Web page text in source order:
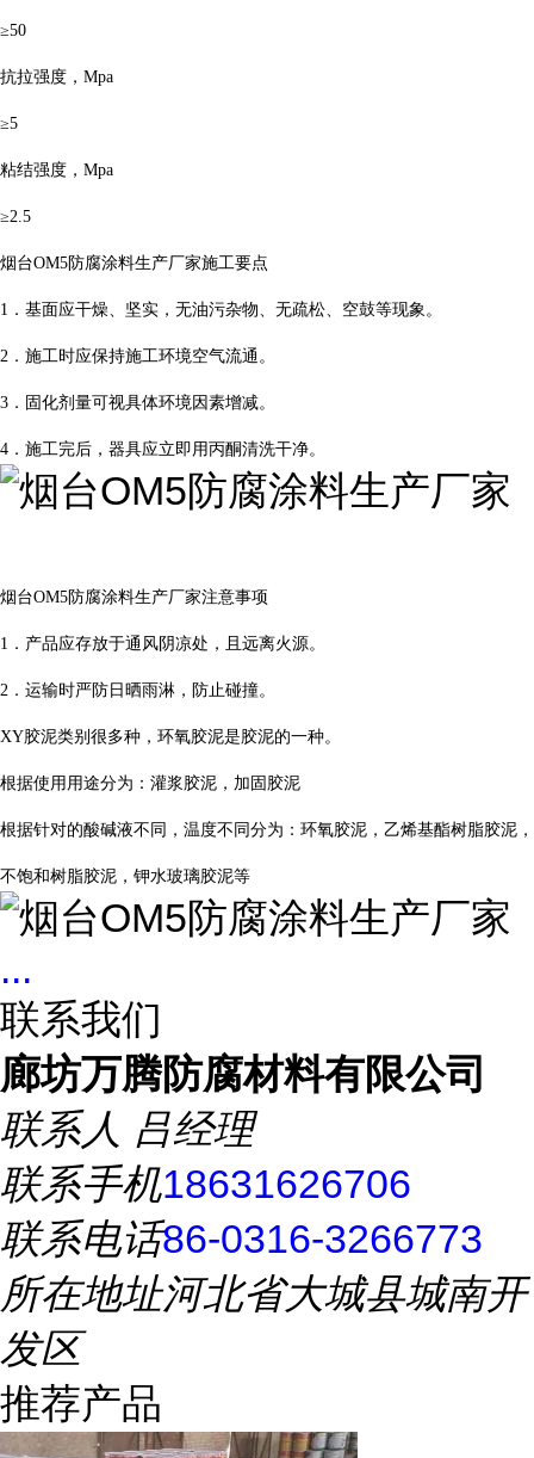
≥50
抗拉强度，Mpa
≥5
粘结强度，Mpa
≥2.5
烟台OM5防腐涂料生产厂家施工要点
1．基面应干燥、坚实，无油污杂物、无疏松、空鼓等现象。
2．施工时应保持施工环境空气流通。
3．固化剂量可视具体环境因素增减。
4．施工完后，器具应立即用丙酮清洗干净。
烟台OM5防腐涂料生产厂家注意事项
1．产品应存放于通风阴凉处，且远离火源。
2．运输时严防日晒雨淋，防止碰撞。
XY胶泥类别很多种，环氧胶泥是胶泥的一种。
根据使用用途分为：灌浆胶泥，加固胶泥
根据针对的酸碱液不同，温度不同分为：环氧胶泥，乙烯基酯树脂胶泥，
不饱和树脂胶泥，钾水玻璃胶泥等
...
联系我们
廊坊万腾防腐材料有限公司
联系人 吕经理
联系手机18631626706
联系电话86-0316-3266773
所在地址河北省大城县城南开
发区
推荐产品